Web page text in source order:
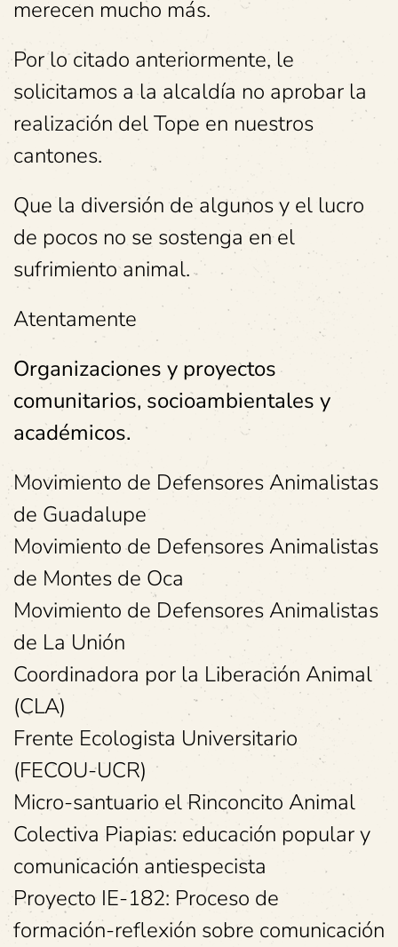
merecen mucho más.
Por lo citado anteriormente, le
solicitamos a la alcaldía no aprobar la
realización del Tope en nuestros
cantones.
Que la diversión de algunos y el lucro
de pocos no se sostenga en el
sufrimiento animal.
Atentamente
Organizaciones y proyectos
comunitarios, socioambientales y
académicos.
Movimiento de Defensores Animalistas
de Guadalupe
Movimiento de Defensores Animalistas
de Montes de Oca
Movimiento de Defensores Animalistas
de La Unión
Coordinadora por la Liberación Animal
(CLA)
Frente Ecologista Universitario
(FECOU-UCR)
Micro-santuario el Rinconcito Animal
Colectiva Piapias: educación popular y
comunicación antiespecista
Proyecto IE-182: Proceso de
formación-reflexión sobre comunicación